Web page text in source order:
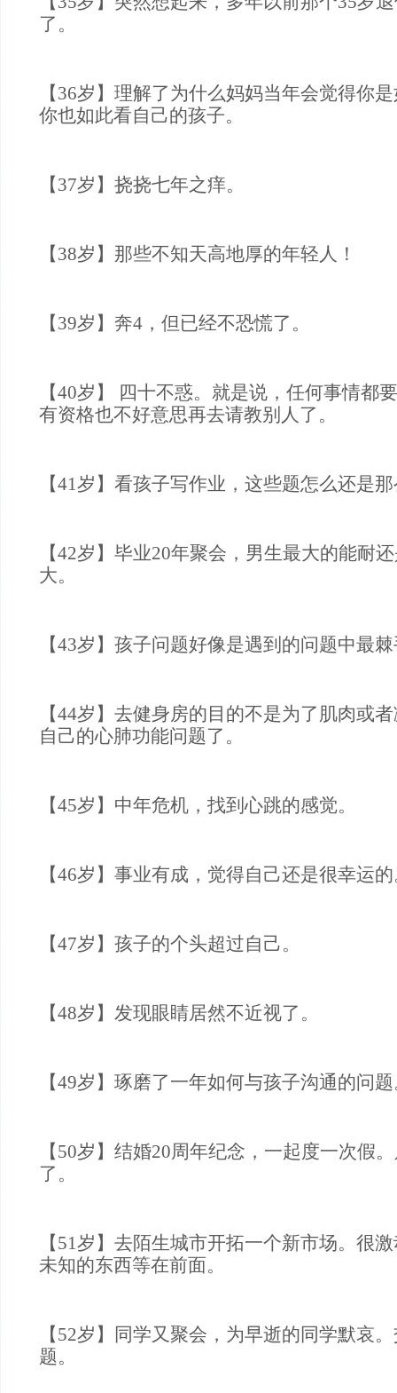
了。
【36岁】理解了为什么妈妈当年会觉得你
你也如此看自己的孩子。
【37岁】挠挠七年之痒。
【38岁】那些不知天高地厚的年轻人！
【39岁】奔4，但已经不恐慌了。
【40岁】 四十不惑。就是说，任何事情都
有资格也不好意思再去请教别人了。
【41岁】看孩子写作业，这些题怎么还是
【42岁】毕业20年聚会，男生最大的能耐
大。
【43岁】孩子问题好像是遇到的问题中最
【44岁】去健身房的目的不是为了肌肉或
自己的心肺功能问题了。
【45岁】中年危机，找到心跳的感觉。
【46岁】事业有成，觉得自己还是很幸运
【47岁】孩子的个头超过自己。
【48岁】发现眼睛居然不近视了。
【49岁】琢磨了一年如何与孩子沟通的问
【50岁】结婚20周年纪念，一起度一次假
了。
【51岁】去陌生城市开拓一个新市场。很
未知的东西等在前面。
【52岁】同学又聚会，为早逝的同学默哀
题。